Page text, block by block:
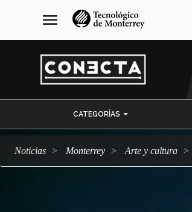
navegación
principal
menu
CATEGORÍAS
Noticias Monterrey arte y cultura